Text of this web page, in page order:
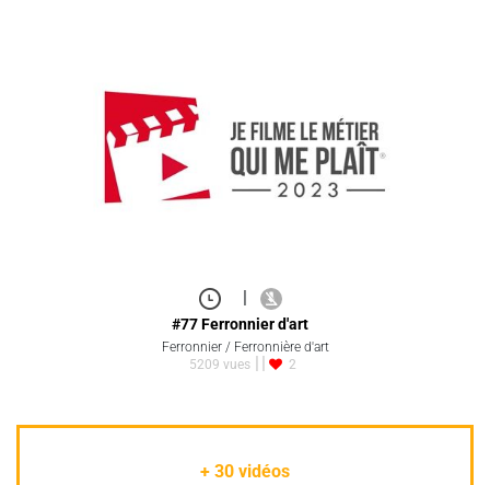
#77 Ferronnier d'art
Ferronnier / Ferronnière d'art
5209 vues
2
+ 30 vidéos